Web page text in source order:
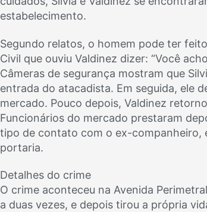
estabelecimento.
Segundo relatos, o homem pode ter
Civil que ouviu Valdinez dizer: “Você
Câmeras de segurança mostram que
entrada do atacadista. Em seguida, ele
mercado. Pouco depois, Valdinez
Funcionários do mercado prestaram
tipo de contato com o ex-companheiro,
portaria.
Detalhes do crime
O crime aconteceu na Avenida
a duas vezes, e depois tirou a própria